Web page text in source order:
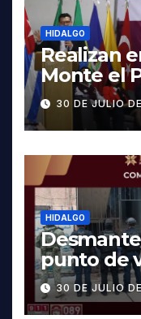
HIDALGO
Realizan
Monte el
contra la
30 DE JULIO
HIDALGO
punto de
Pachuca;
30 DE JULIO